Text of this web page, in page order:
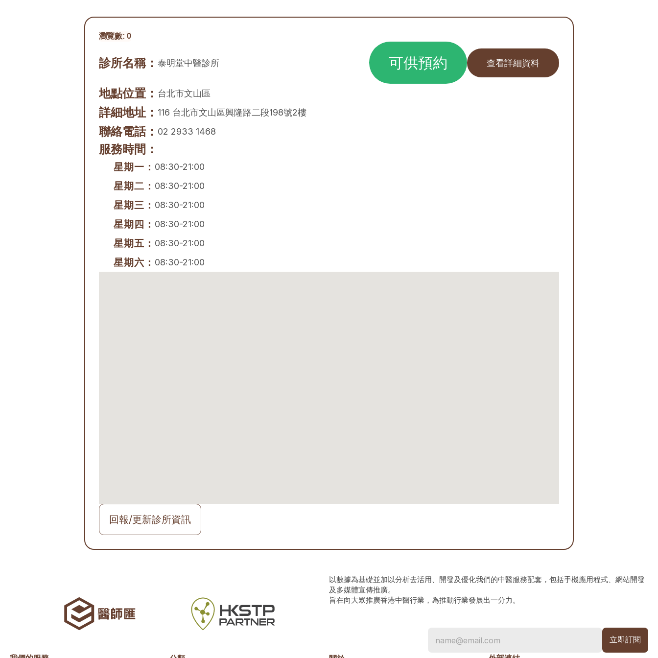
瀏覽數: 0
診所名稱： 泰明堂中醫診所 可供預約 查看詳細資料
地點位置： 台北市文山區
詳細地址： 116 台北市文山區興隆路二段198號2樓
聯絡電話： 02 2933 1468
服務時間：
星期一： 08:30-21:00
星期二： 08:30-21:00
星期三： 08:30-21:00
星期四： 08:30-21:00
星期五： 08:30-21:00
星期六： 08:30-21:00
回報/更新診所資訊
以數據為基礎並加以分析去活用、開發及優化我們的中醫服務配套，包括手機應用程式、網站開發
及多媒體宣傳推廣。
旨在向大眾推廣香港中醫行業，為推動行業發展出一分力。